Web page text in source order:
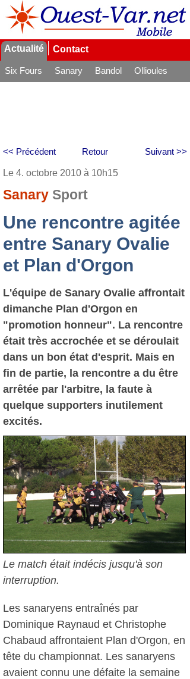
Actualité Contact
Six Fours Sanary Bandol
Ollioules
Retour
<< Précédent Suivant >>
Le 4. octobre 2010 à 10h15
Sanary Sport
Une rencontre agitée
entre Sanary Ovalie
et Plan d'Orgon
L'équipe de Sanary Ovalie affrontait
dimanche Plan d'Orgon en
"promotion honneur". La rencontre
était très accrochée et se déroulait
dans un bon état d'esprit. Mais en
fin de partie, la rencontre a du être
arrêtée par l'arbitre, la faute à
quelque supporters inutilement
excités.
Le match était indécis jusqu'à son
interruption.
Les sanaryens entraînés par
Dominique Raynaud et Christophe
Chabaud affrontaient Plan d'Orgon, en
tête du championnat. Les sanaryens
avaient connu une défaite la semaine